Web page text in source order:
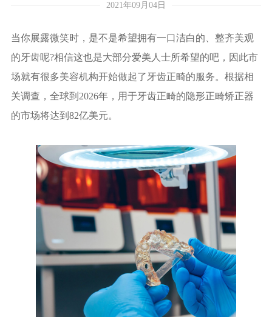
2021年09月04日
当你展露微笑时，是不是希望拥有一口洁白的、整齐美观
的牙齿呢?相信这也是大部分爱美人士所希望的吧，因此市
场就有很多美容机构开始做起了牙齿正畸的服务。根据相
关调查，全球到2026年，用于牙齿正畸的隐形正畸矫正器
的市场将达到82亿美元。